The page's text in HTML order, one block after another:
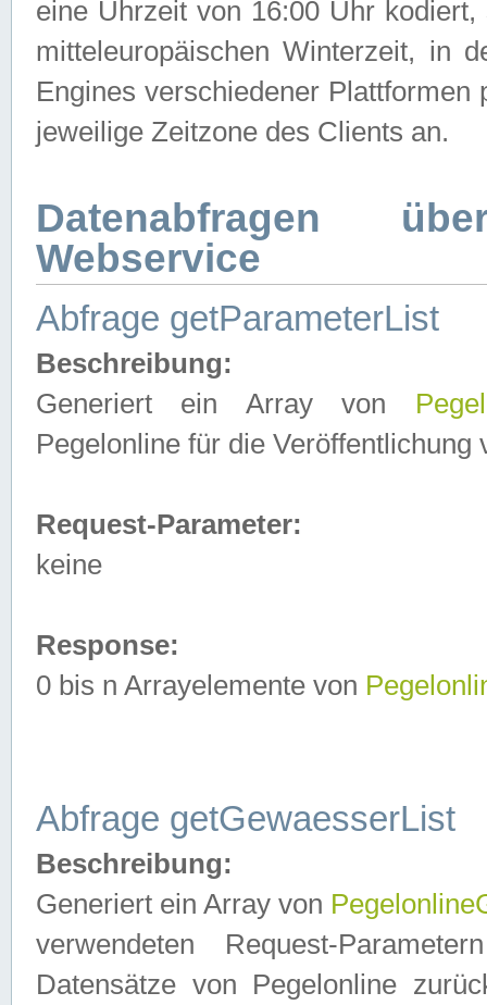
eine Uhrzeit von 16:00 Uhr
mitteleuropäischen Winterzeit, in
Engines verschiedener
jeweilige Zeitzone des Clients an.
Datenabfragen
Webservice
Abfrage getParameterList
Beschreibung:
Generiert ein Array von
Pegelonline für die Veröffentlichung
Request-Parameter:
keine
Response:
0 bis n Arrayelemente von
Abfrage getGewaesserList
Beschreibung:
Generiert ein Array von
verwendeten Request-
Datensätze von Pegelonline